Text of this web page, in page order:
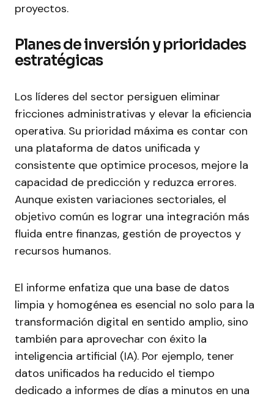
proyectos.
Planes de inversión y prioridades
estratégicas
Los líderes del sector persiguen eliminar
fricciones administrativas y elevar la eficiencia
operativa. Su prioridad máxima es contar con
una plataforma de datos unificada y
consistente que optimice procesos, mejore la
capacidad de predicción y reduzca errores.
Aunque existen variaciones sectoriales, el
objetivo común es lograr una integración más
fluida entre finanzas, gestión de proyectos y
recursos humanos.
El informe enfatiza que una base de datos
limpia y homogénea es esencial no solo para la
transformación digital en sentido amplio, sino
también para aprovechar con éxito la
inteligencia artificial (IA). Por ejemplo, tener
datos unificados ha reducido el tiempo
dedicado a informes de días a minutos en una